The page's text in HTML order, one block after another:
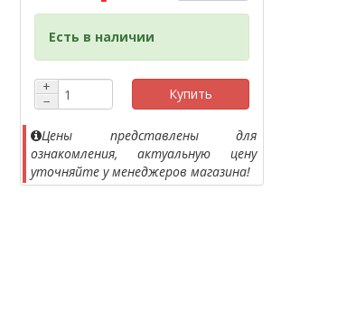
Есть в наличии
+
−
Купить
Цены представлены для
ознакомления, актуальную цену
уточняйте у менеджеров магазина!